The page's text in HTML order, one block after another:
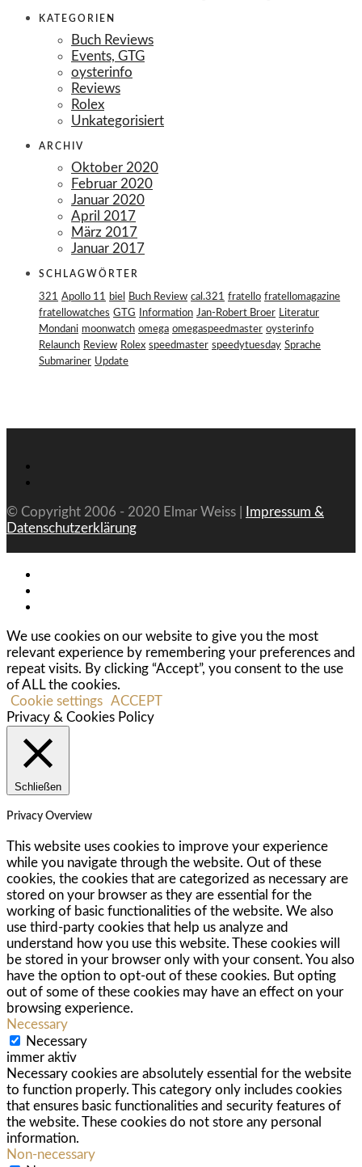
KATEGORIEN
Buch Reviews
Events, GTG
oysterinfo
Reviews
Rolex
Unkategorisiert
ARCHIV
Oktober 2020
Februar 2020
Januar 2020
April 2017
März 2017
Januar 2017
SCHLAGWÖRTER
321 Apollo 11 biel Buch Review cal.321 fratello fratellomagazine
fratellowatches GTG Information Jan-Robert Broer Literatur
Mondani moonwatch omega omegaspeedmaster oysterinfo
Relaunch Review Rolex speedmaster speedytuesday Sprache
Submariner Update
© Copyright 2006 - 2020 Elmar Weiss |
Impressum &
Datenschutzerklärung
We use cookies on our website to give you the most
relevant experience by remembering your preferences and
repeat visits. By clicking “Accept”, you consent to the use
of ALL the cookies.
Cookie settings ACCEPT
Privacy & Cookies Policy
Schließen
Privacy Overview
This website uses cookies to improve your experience
while you navigate through the website. Out of these
cookies, the cookies that are categorized as necessary are
stored on your browser as they are essential for the
working of basic functionalities of the website. We also
use third-party cookies that help us analyze and
understand how you use this website. These cookies will
be stored in your browser only with your consent. You also
have the option to opt-out of these cookies. But opting
out of some of these cookies may have an effect on your
browsing experience.
Necessary
Necessary
immer aktiv
Necessary cookies are absolutely essential for the website
to function properly. This category only includes cookies
that ensures basic functionalities and security features of
the website. These cookies do not store any personal
information.
Non-necessary